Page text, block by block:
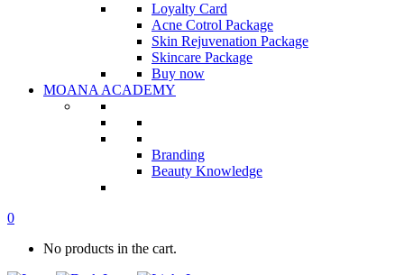
Loyalty Card
Acne Cotrol Package
Skin Rejuvenation Package
Skincare Package
Buy now
MOANA ACADEMY
Branding
Beauty Knowledge
0
No products in the cart.